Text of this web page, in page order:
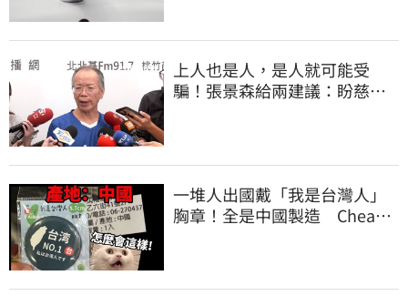
上人也是人，是人就可能受
騙！張景森給兩建議：盼慈濟
一堆人出國戴「我是台灣人」
胸章！全是中國製造 Cheap